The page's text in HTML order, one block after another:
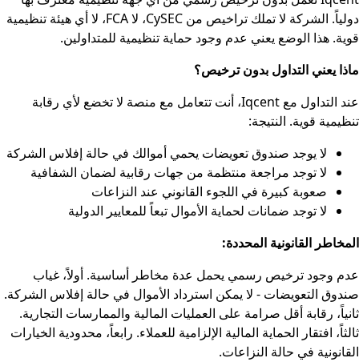
دولياً. الشركة لا تملك تراخيص من CySEC، لا FCA، لا أي هيئة تنظيمية
قوية. هذا الوضع يعني عدم وجود حماية تنظيمية للمتداولين.
ماذا يعني التداول بدون ترخيص؟
عند التداول مع Iqcent، أنت تتعامل مع منصة لا تخضع لأي رقابة
تنظيمية قوية. النتيجة:
لا يوجد صندوق تعويضات يحمي أموالك في حالة إفلاس الشركة
لا توجد مراجعة منتظمة من جهات رقابية لضمان الشفافية
صعوبة كبيرة في اللجوء القانوني عند النزاعات
لا توجد ضمانات لحماية الأموال تبعاً للمعايير الدولية
المخاطر القانونية المحددة:
عدم وجود ترخيص رسمي يحمل عدة مخاطر أساسية. أولاً، غياب
صندوق التعويضات - لا يمكن استرداد الأموال في حالة إفلاس الشركة.
ثانياً، رقابة أقل صرامة على العمليات المالية والممارسات التجارية.
ثالثاً، افتقار الحماية المالية الإلزامية للعملاء. رابعاً، محدودية الخيارات
القانونية في حالة النزاعات.